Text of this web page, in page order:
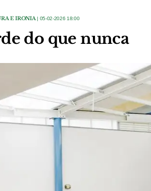
E IRONIA | 05-02-2026 18:00
do que nunca